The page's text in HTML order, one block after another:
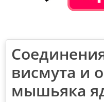
висмута и
мышьяка